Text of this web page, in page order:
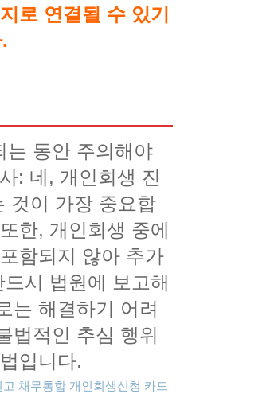
로 연결될 수 있기
는 동안 주의해야
: 네, 개인회생 진
것이 가장 중요합
한, 개인회생 중에
함되지 않아 추가
시 법원에 보고해
는 해결하기 어려
법적인 추심 행위
입니다.
고 채무통합 개인회생신청